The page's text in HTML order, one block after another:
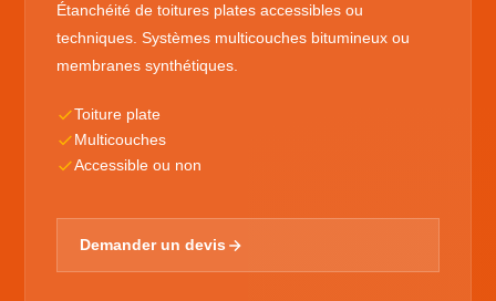
Étanchéité de toitures plates accessibles ou
techniques. Systèmes multicouches bitumineux ou
membranes synthétiques.
Toiture plate
Multicouches
Accessible ou non
Demander un devis